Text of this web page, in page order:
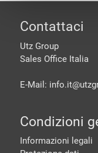
piè di
Contattaci
Utz Group
Sales Office Italia
E-Mail: info.it@
Condizioni
Informazioni legali